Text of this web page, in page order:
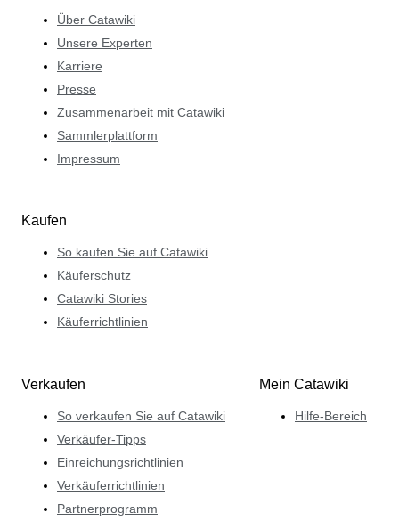
Über Catawiki
Unsere Experten
Karriere
Presse
Zusammenarbeit mit Catawiki
Sammlerplattform
Impressum
Kaufen
So kaufen Sie auf Catawiki
Käuferschutz
Catawiki Stories
Käuferrichtlinien
Verkaufen
So verkaufen Sie auf Catawiki
Verkäufer-Tipps
Einreichungsrichtlinien
Verkäuferrichtlinien
Partnerprogramm
Mein Catawiki
Hilfe-Bereich